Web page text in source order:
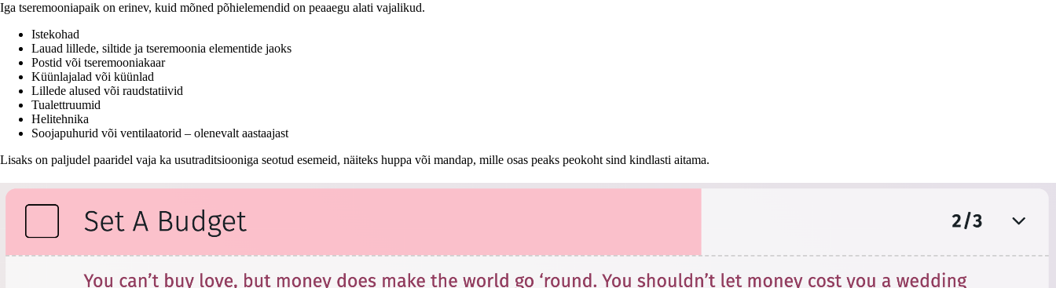
Iga tseremooniapaik on erinev, kuid mõned põhielemendid on peaaegu alati vajalikud.
Iste­kohad
Lauad lillede, siltide ja tseremoonia elementide jaoks
Postid või tseremooniakaar
Küünlajalad või küünlad
Lillede alused või raudstatiivid
Tualettruumid
Helitehnika
Soojapuhurid või ventilaatorid – olenevalt aastaajast
Lisaks on paljudel paaridel vaja ka usutraditsiooniga seotud esemeid, näiteks huppa või mandap, mille osas peaks peokoht sind kindlasti aitama.